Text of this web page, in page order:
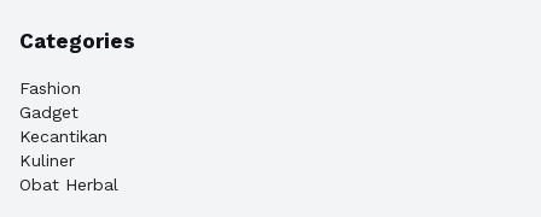
Categories
Fashion
Gadget
Kecantikan
Kuliner
Obat Herbal